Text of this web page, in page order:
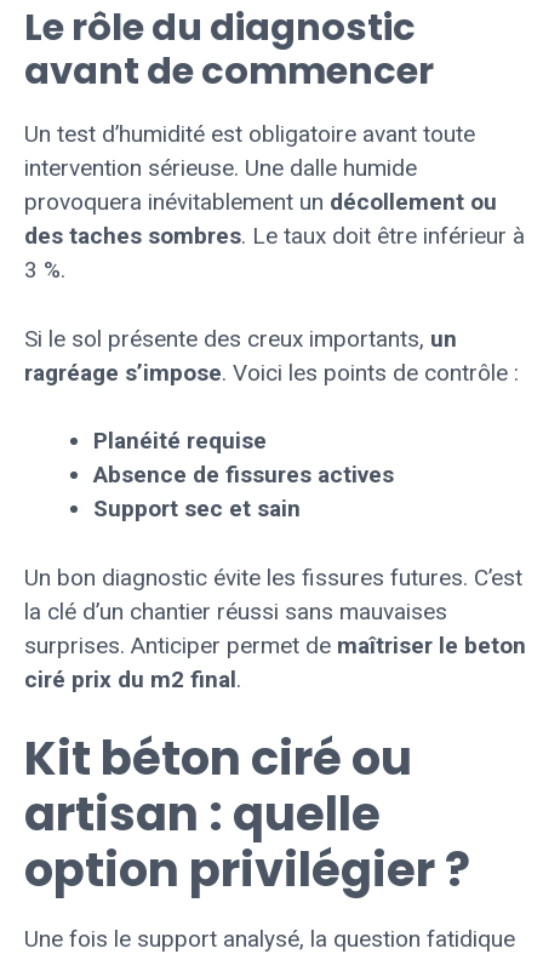
Le rôle du diagnostic
avant de commencer
Un test d’humidité est obligatoire avant toute
intervention sérieuse. Une dalle humide
provoquera inévitablement un décollement ou
des taches sombres. Le taux doit être inférieur à
3 %.
Si le sol présente des creux importants, un
ragréage s’impose. Voici les points de contrôle :
Planéité requise
Absence de fissures actives
Support sec et sain
Un bon diagnostic évite les fissures futures. C’est
la clé d’un chantier réussi sans mauvaises
surprises. Anticiper permet de maîtriser le beton
ciré prix du m2 final.
Kit béton ciré ou
artisan : quelle
option privilégier ?
Une fois le support analysé, la question fatidique